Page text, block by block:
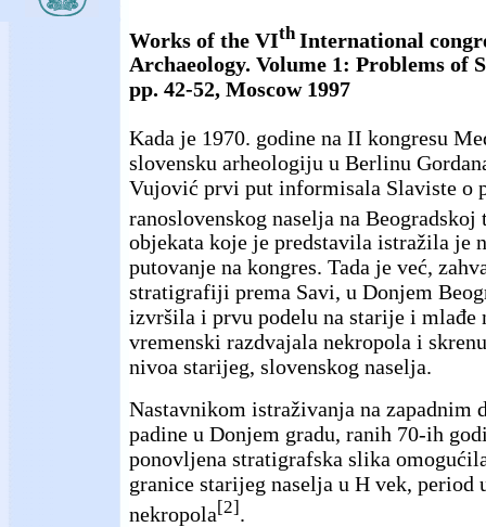
Works of the VIth International
Archaeology. Volume 1: Problems of
pp. 42-52, Moscow 1997
Kada je 1970. godine na II kongresu
slovensku arheologiju u Berlinu
Vujović prvi put informisala Slaviste o
ranoslovenskog naselja na Beogradskoj
objekata koje je predstavila istražila je
putovanje na kongres. Tada je već,
stratigrafiji prema Savi, u Donjem
izvršila i prvu podelu na starije i mlađe
vremenski razdvajala nekropola i
nivoa starijeg, slovenskog naselja.
Nastavnikom istraživanja na zapadnim
padine u Donjem gradu, ranih 70-ih
ponovljena stratigrafska slika
granice starijeg naselja u H vek, period
nekropola[2] .